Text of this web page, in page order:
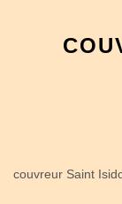
couvreur Saint